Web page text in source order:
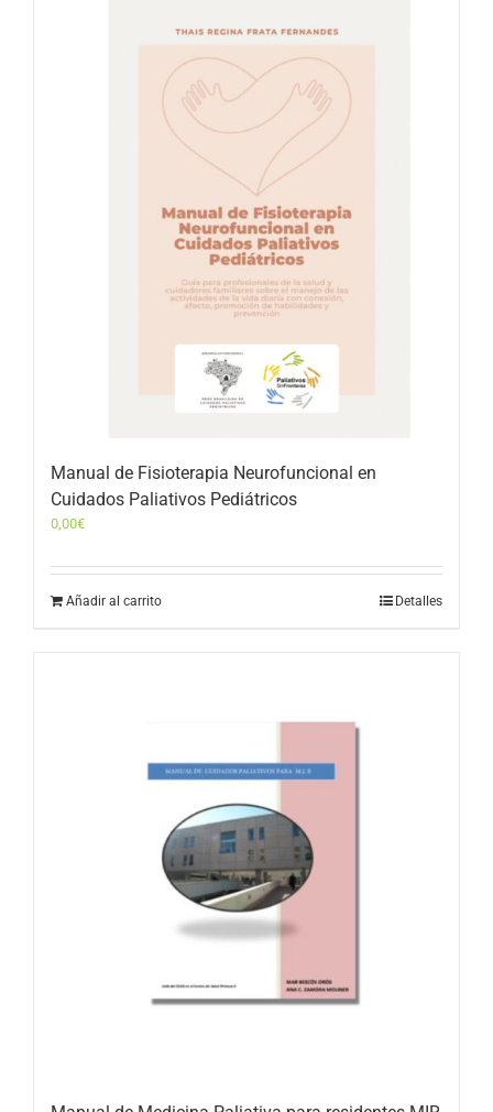
Manual de Fisioterapia Neurofuncional en
Cuidados Paliativos Pediátricos
0,00€
Añadir al carrito Detalles